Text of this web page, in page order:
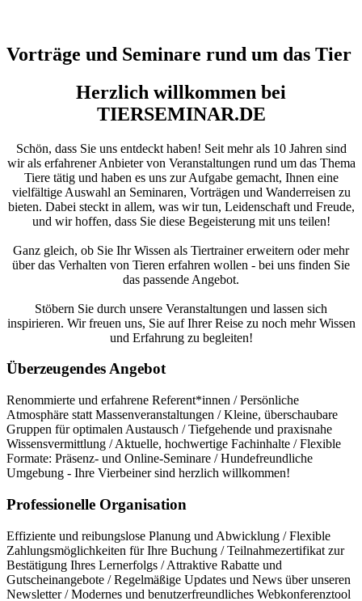
Vorträge und Seminare rund um das Tier
Herzlich willkommen bei
TIERSEMINAR.DE
Schön, dass Sie uns entdeckt haben! Seit mehr als 10 Jahren sind
wir als erfahrener Anbieter von Veranstaltungen rund um das Thema
Tiere tätig und haben es uns zur Aufgabe gemacht, Ihnen eine
vielfältige Auswahl an Seminaren, Vorträgen und Wanderreisen zu
bieten. Dabei steckt in allem, was wir tun, Leidenschaft und Freude,
und wir hoffen, dass Sie diese Begeisterung mit uns teilen!
Ganz gleich, ob Sie Ihr Wissen als Tiertrainer erweitern oder mehr
über das Verhalten von Tieren erfahren wollen - bei uns finden Sie
das passende Angebot.
Stöbern Sie durch unsere Veranstaltungen und lassen sich
inspirieren. Wir freuen uns, Sie auf Ihrer Reise zu noch mehr Wissen
und Erfahrung zu begleiten!
Überzeugendes Angebot
Renommierte und erfahrene Referent*innen / Persönliche
Atmosphäre statt Massenveranstaltungen / Kleine, überschaubare
Gruppen für optimalen Austausch / Tiefgehende und praxisnahe
Wissensvermittlung / Aktuelle, hochwertige Fachinhalte / Flexible
Formate: Präsenz- und Online-Seminare / Hundefreundliche
Umgebung - Ihre Vierbeiner sind herzlich willkommen!
Professionelle Organisation
Effiziente und reibungslose Planung und Abwicklung / Flexible
Zahlungsmöglichkeiten für Ihre Buchung / Teilnahmezertifikat zur
Bestätigung Ihres Lernerfolgs / Attraktive Rabatte und
Gutscheinangebote / Regelmäßige Updates und News über unseren
Newsletter / Modernes und benutzerfreundliches Webkonferenztool